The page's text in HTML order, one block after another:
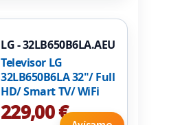
LG - 32LB650B6LA.AEU
Televisor LG
32LB650B6LA 32"/ Full
HD/ Smart TV/ WiFi
229,00 €